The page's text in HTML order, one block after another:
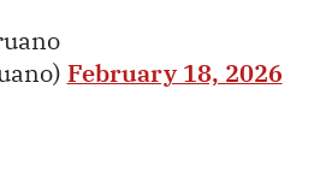
February 18, 2026